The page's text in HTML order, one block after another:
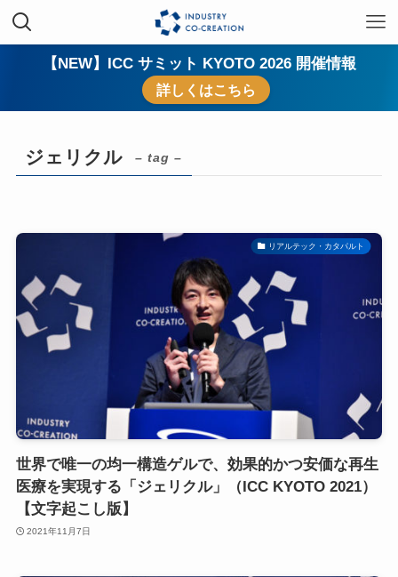
【NEW】ICC サミット KYOTO 2026 開催情報
詳しくはこちら
ジェリクル – tag –
リアルテック・カタパルト
世界で唯一の均一構造ゲルで、効果的かつ安価な再生
医療を実現する「ジェリクル」（ICC KYOTO 2021）
【文字起こし版】
2021年11月7日